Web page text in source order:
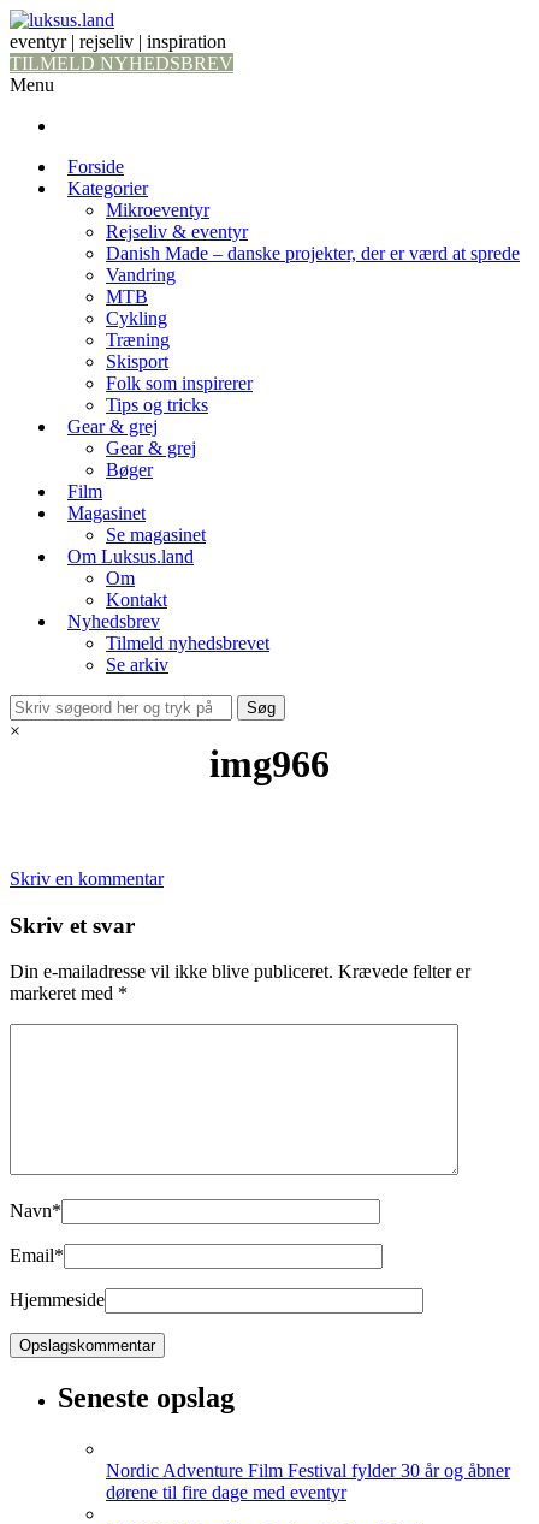
eventyr | rejseliv | inspiration
TILMELD NYHEDSBREV
Menu
Forside
Kategorier
Mikroeventyr
Rejseliv & eventyr
Danish Made – danske projekter, der er værd at sprede
Vandring
MTB
Cykling
Træning
Skisport
Folk som inspirerer
Tips og tricks
Gear & grej
Gear & grej
Bøger
Film
Magasinet
Se magasinet
Om Luksus.land
Om
Kontakt
Nyhedsbrev
Tilmeld nyhedsbrevet
Se arkiv
×
img966
Skriv en kommentar
Skriv et svar
Din e-mailadresse vil ikke blive publiceret. Krævede felter er
markeret med *
Navn*
Email*
Hjemmeside
Seneste opslag
Nordic Adventure Film Festival fylder 30 år og åbner
dørene til fire dage med eventyr